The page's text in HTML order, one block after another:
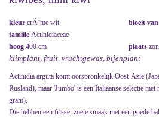
kleur crÃ¨me wit bloeit van
familie Actinidiaceae
hoog 400 cm plaats zon
klimplant, fruit, vruchtgewas, bijenplant
Actinidia arguta komt oorspronkelijk Oost-Azië
Rusland), maar 'Jumbo' is een Italiaanse selectie
gram).
Die hebben een frisse, zoete smaak met een goede